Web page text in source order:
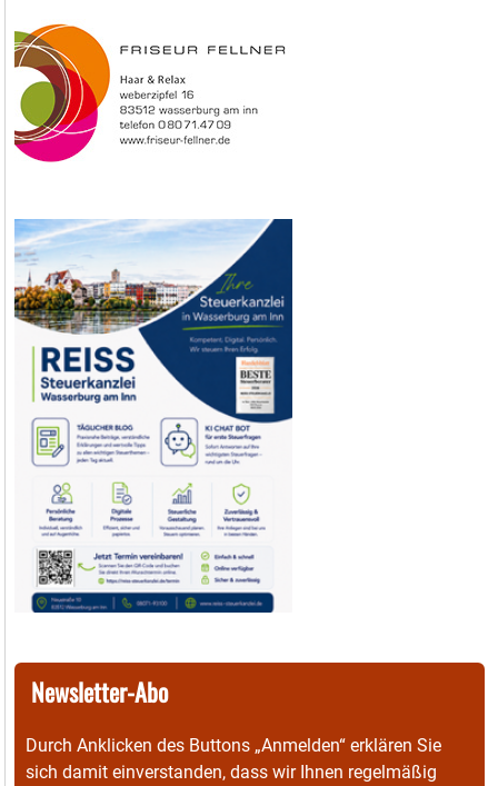
Newsletter-Abo
Durch Anklicken des Buttons „Anmelden“ erklären Sie
sich damit einverstanden, dass wir Ihnen regelmäßig